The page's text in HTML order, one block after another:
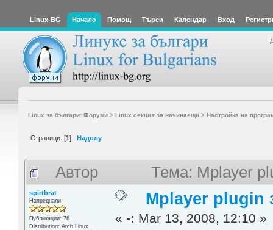
Linux-BG Начало Помощ Търси Календар Вход
Linux за българи: Форуми> Linux секция за начинаещи> Настройка на
Страници: [1] Надолу
Автор Тема: Mplayer
spirtbrat
Напреднали
Публикации: 76
Distribution: Arch Linux
Mplayer plugin
«-: Mar 13, 2008, 12:10 »